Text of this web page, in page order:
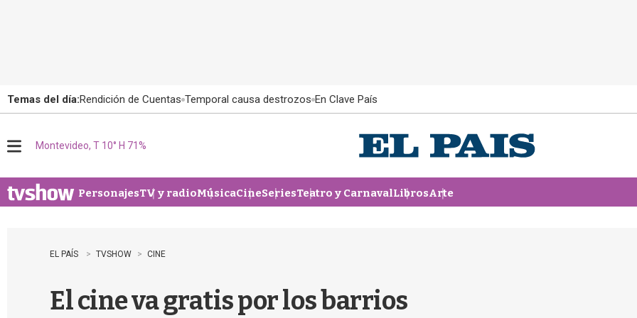
Temas del día:Rendición de Cuentas Temporal causa destrozos En Clave País
u
Montevideo, T 10° H 71%
PersonajesTV y radioMúsicaCineSeriesTeatro y CarnavalLibrosArte
EL PAÍS TVSHOW CINE
El cine va gratis por los barrios